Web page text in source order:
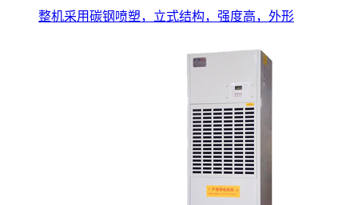
整机采用碳钢喷塑，立式结构，强度高，外形